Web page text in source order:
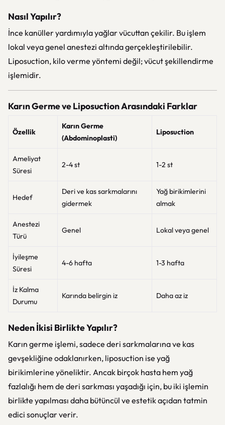
Nasıl Yapılır?
İnce kanüller yardımıyla yağlar vücuttan çekilir. Bu işlem
lokal veya genel anestezi altında gerçekleştirilebilir.
Liposuction, kilo verme yöntemi değil; vücut şekillendirme
işlemidir.
Karın Germe ve Liposuction Arasındaki Farklar
Özellik
Karın Germe
(Abdominoplasti)
Liposuction
Ameliyat
Süresi
2-4 st 1-2 st
Hedef
Deri ve kas sarkmalarını
gidermek
Yağ birikimlerini
almak
Anestezi
Türü
Genel Lokal veya genel
İyileşme
Süresi
4-6 hafta 1-3 hafta
İz Kalma
Durumu
Karında belirgin iz Daha az iz
Neden İkisi Birlikte Yapılır?
Karın germe işlemi, sadece deri sarkmalarına ve kas
gevşekliğine odaklanırken, liposuction ise yağ
birikimlerine yöneliktir. Ancak birçok hasta hem yağ
fazlalığı hem de deri sarkması yaşadığı için, bu iki işlemin
birlikte yapılması daha bütüncül ve estetik açıdan tatmin
edici sonuçlar verir.